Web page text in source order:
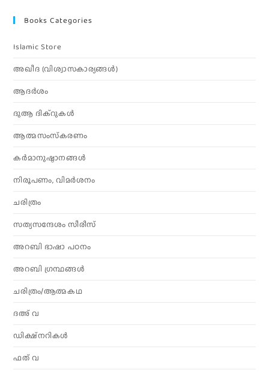
Books Categories
Islamic Store
അഖീദ (വിശ്വാസകാര്യങ്ങള്‍)
ആദര്‍ശം
ദുആ ദിക്റുകൾ
ആത്മസംസ്‌കരണം
കര്‍മാനുഷ്ഠാനങ്ങള്‍
നിരൂപണം, വിമര്‍ശനം
ചരിത്രം
സത്യസന്ദേശം സീരീസ്
അറബി ഭാഷാ പഠനം
അറബി ഗ്രന്ഥങ്ങൾ
ചരിത്രം/ആത്മകഥ
ദഅ് വ
ഡിക്ഷ്നറികൾ
ഫത് വ